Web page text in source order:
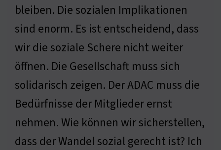
bleiben. Die sozialen Implikationen
sind enorm. Es ist entscheidend, dass
wir die soziale Schere nicht weiter
öffnen. Die Gesellschaft muss sich
solidarisch zeigen. Der ADAC muss die
Bedürfnisse der Mitglieder ernst
nehmen. Wie können wir sicherstellen,
dass der Wandel sozial gerecht ist? Ich